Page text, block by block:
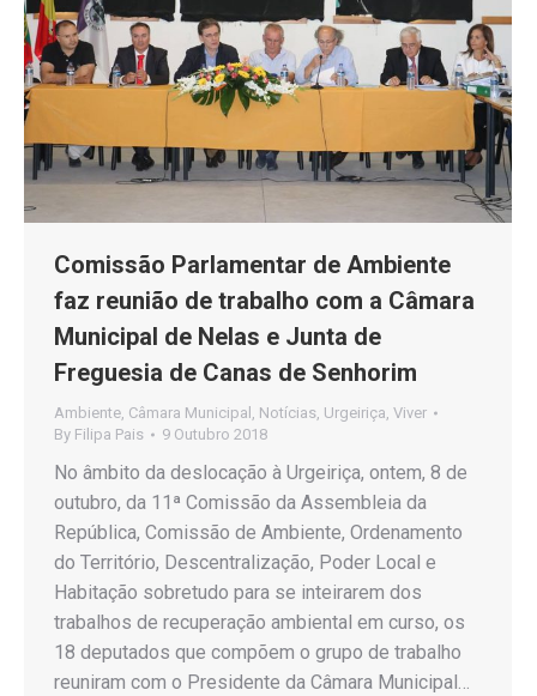
Comissão Parlamentar de Ambiente
faz reunião de trabalho com a Câmara
Municipal de Nelas e Junta de
Freguesia de Canas de Senhorim
Ambiente, Câmara Municipal , Notícias, Urgeiriça, Viver
By Filipa Pais 9 Outubro 2018
No âmbito da deslocação à Urgeiriça, ontem, 8 de
outubro, da 11ª Comissão da Assembleia da
República, Comissão de Ambiente, Ordenamento
do Território, Descentralização, Poder Local e
Habitação sobretudo para se inteirarem dos
trabalhos de recuperação ambiental em curso, os
18 deputados que compõem o grupo de trabalho
reuniram com o Presidente da Câmara Municipal…